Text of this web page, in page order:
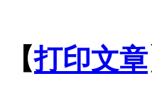
【打印文章